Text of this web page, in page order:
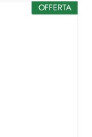
OFFERTA